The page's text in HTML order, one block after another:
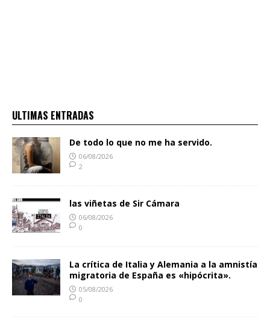
ULTIMAS ENTRADAS
De todo lo que no me ha servido.
06/08/2026
2
las viñetas de Sir Cámara
06/08/2026
0
La crítica de Italia y Alemania a la amnistía
migratoria de España es «hipócrita».
05/08/2026
0